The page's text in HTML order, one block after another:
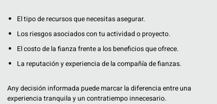
El tipo de recursos que necesitas asegurar.
Los riesgos asociados con tu actividad o proyecto.
El costo de la fianza frente a los beneficios que ofrece.
La reputación y experiencia de la compañía de fianzas.
Any decisión informada puede marcar la diferencia entre una
experiencia tranquila y un contratiempo innecesario.